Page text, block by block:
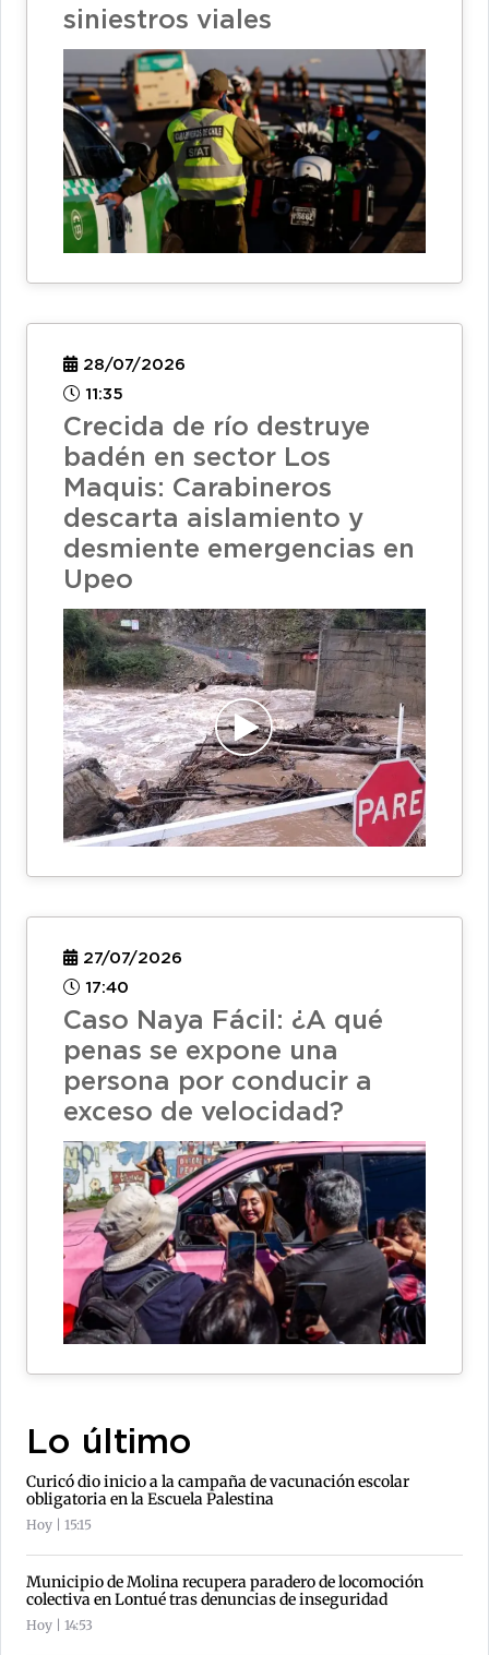
siniestros viales
28/07/2026
11:35
Crecida de río destruye
badén en sector Los
Maquis: Carabineros
descarta aislamiento y
desmiente emergencias en
Upeo
27/07/2026
17:40
Caso Naya Fácil: ¿A qué
penas se expone una
persona por conducir a
exceso de velocidad?
Lo último
Curicó dio inicio a la campaña de vacunación escolar
obligatoria en la Escuela Palestina
Hoy | 15:15
Municipio de Molina recupera paradero de locomoción
colectiva en Lontué tras denuncias de inseguridad
Hoy | 14:53